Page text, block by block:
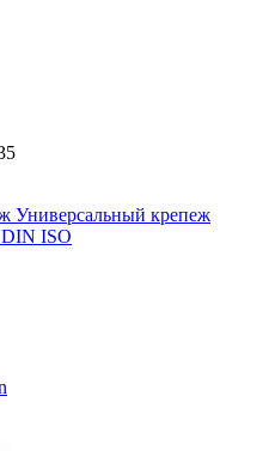
Универсальный крепеж
ISO